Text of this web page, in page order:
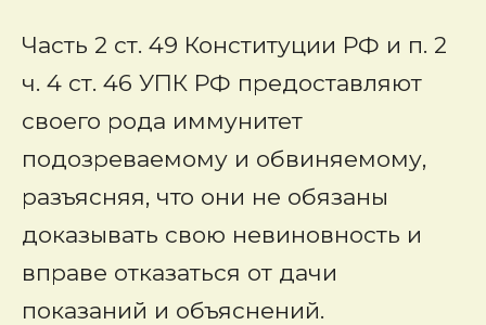
Часть 2 ст. 49 Конституции РФ и п. 2
ч. 4 ст. 46 УПК РФ предоставляют
своего рода иммунитет
подозреваемому и обвиняемому,
разъясняя, что они не обязаны
доказывать свою невиновность и
вправе отказаться от дачи
показаний и объяснений.